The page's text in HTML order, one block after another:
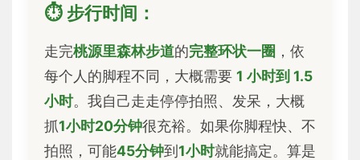
⏱ 步行时间：
走完桃源里森林步道的完整环状一圈 ，依
每个人的脚程不同，大概需要 1 小时到 1.5
小时。我自己走走停停拍照、发呆，大概
抓1小时20分钟很充裕。如果你脚程快、不
拍照，可能45分钟到1小时就能搞定。算是